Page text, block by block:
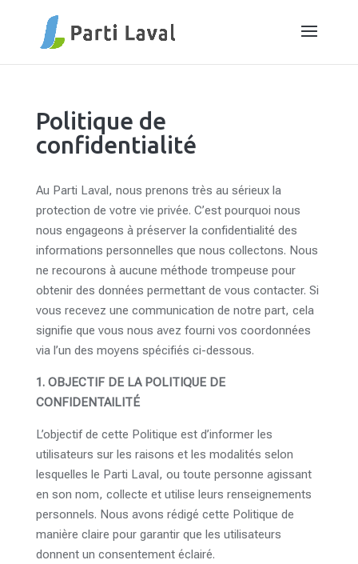
Politique de
confidentialité
Au Parti Laval, nous prenons très au sérieux la
protection de votre vie privée. C’est pourquoi nous
nous engageons à préserver la confidentialité des
informations personnelles que nous collectons. Nous
ne recourons à aucune méthode trompeuse pour
obtenir des données permettant de vous contacter. Si
vous recevez une communication de notre part, cela
signifie que vous nous avez fourni vos coordonnées
via l’un des moyens spécifiés ci-dessous.
1. OBJECTIF DE LA POLITIQUE DE
CONFIDENTAILITÉ
L’objectif de cette Politique est d’informer les
utilisateurs sur les raisons et les modalités selon
lesquelles le Parti Laval, ou toute personne agissant
en son nom, collecte et utilise leurs renseignements
personnels. Nous avons rédigé cette Politique de
manière claire pour garantir que les utilisateurs
donnent un consentement éclairé.